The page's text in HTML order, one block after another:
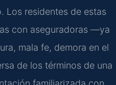
Los residentes de estas
con aseguradoras —ya
mala fe, demora en el
de los términos de una